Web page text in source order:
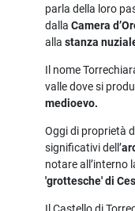
parla della loro
dalla Camera
alla stanza
Il nome
valle dove si
medioevo.
Oggi di proprietà
significativi dell’
notare all’interno
'grottesche' di